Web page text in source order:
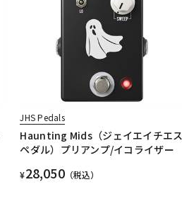
JHS Pedals
Haunting Mids（ジェイエイチエス
ペダル）プリアンプ/イコライザー
¥28,050（税込）